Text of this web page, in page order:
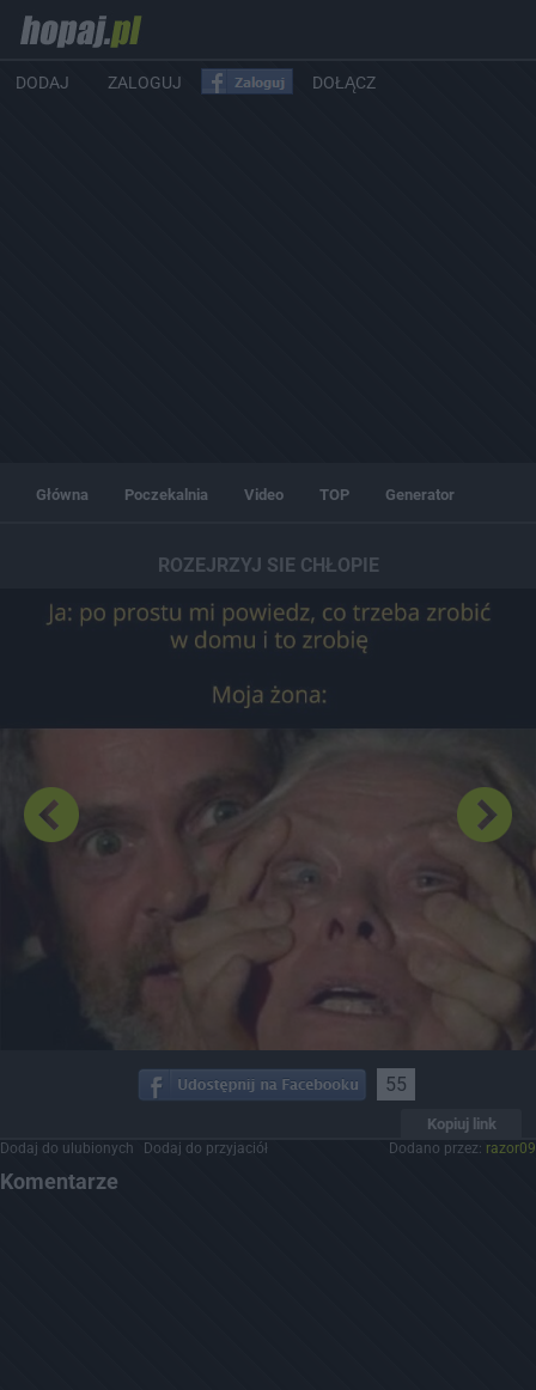
DODAJ ZALOGUJ DOŁĄCZ
Główna Poczekalnia Video TOP Generator
ROZEJRZYJ SIE CHŁOPIE
55
Kopiuj link
Dodaj do ulubionych Dodaj do przyjaciół Dodano przez: razor09
Komentarze